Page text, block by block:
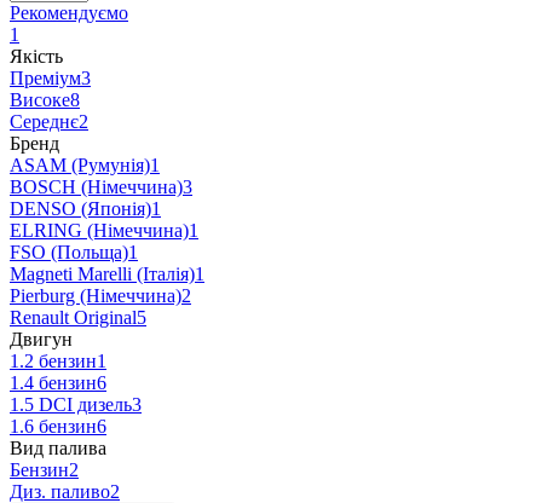
Рекомендуємо
1
Якість
Преміум3
Високе8
Середнє2
Бренд
ASAM (Румунія)1
BOSCH (Німеччина)3
DENSO (Японія)1
ELRING (Німеччина)1
FSO (Польща)1
Magneti Marelli (Італія)1
Pierburg (Німеччина)2
Renault Original5
Двигун
1.2 бензин1
1.4 бензин6
1.5 DCI дизель3
1.6 бензин6
Вид палива
Бензин2
Диз. паливо2